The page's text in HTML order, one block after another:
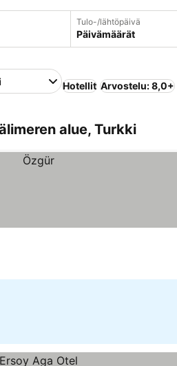
Tulo-/lähtöpäivä
Päivämäärät
Hotellit Arvostelu: 8,0+
alue, Turkki